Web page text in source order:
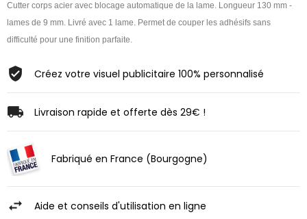
Cutter corps acier avec blocage automatique de la lame. Longueur 130 mm -
lames de 9 mm. Livré avec 1 lame. Permet de couper les adhésifs sans
difficulté pour une finition parfaite.
Créez votre visuel publicitaire 100% personnalisé
Livraison rapide et offerte dès 29€ !
Fabriqué en France (Bourgogne)
Aide et conseils d'utilisation en ligne